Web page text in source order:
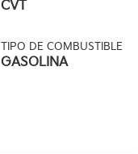
CVT
TIPO DE COMBUSTIBLE
GASOLINA